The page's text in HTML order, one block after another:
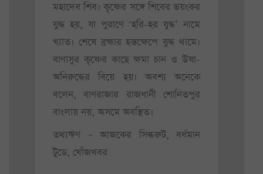
মহাদেব শিব। কৃষ্ণের সঙ্গে শিবের ভয়ংকর
যুদ্ধ হয়, যা পুরাণে ‘হরি-হর যুদ্ধ’ নামে
খ্যাত। শেষে ব্রহ্মার হস্তক্ষেপে যুদ্ধ থামে।
বাণাসুর কৃষ্ণের কাছে ক্ষমা চান ও উষা-
অনিরুদ্ধের বিয়ে হয়। অবশ্য অনেকে
বলেন, বাণরাজার রাজধানী শোনিতপুর
বাংলায় নয়, অসমে অবস্থিত।
তথ্যঋণ – আজকের সিল্করুট, বর্ধমান
টুডে, খোঁজখবর